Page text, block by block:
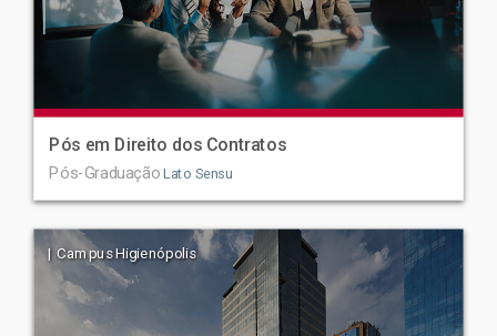
Pós em Direito dos Contratos
Pós-Graduação Lato Sensu
| Campus Higienópolis